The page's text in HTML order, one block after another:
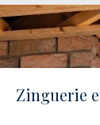
Zinguerie